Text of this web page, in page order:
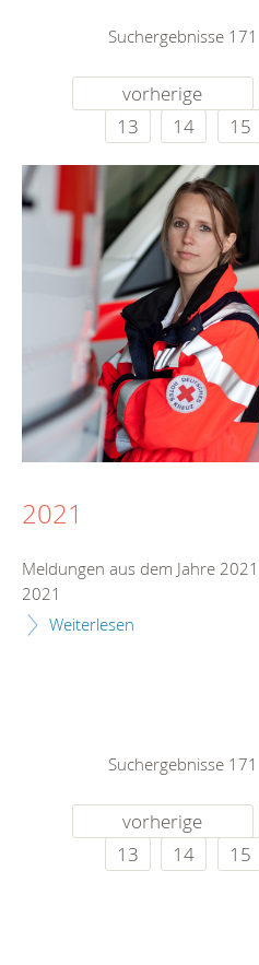
Suchergebnisse
vorherige
13
14 15
2021
Meldungen aus dem Jahre
2021
Weiterlesen
Suchergebnisse
vorherige
13
14 15